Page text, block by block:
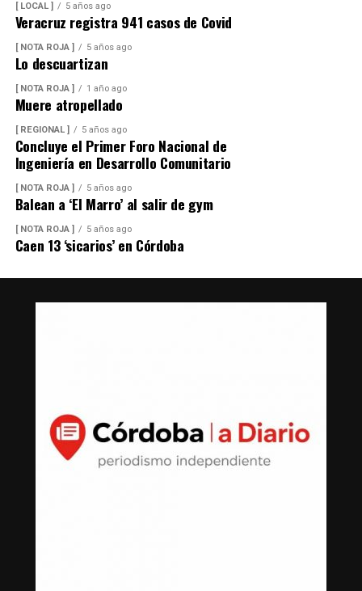
[ LOCAL ] 5 años ago
Veracruz registra 941 casos de Covid
[ NOTA ROJA ] 5 años ago
Lo descuartizan
[ NOTA ROJA ] 1 año ago
Muere atropellado
[ REGIONAL ] 5 años ago
Concluye el Primer Foro Nacional de
Ingeniería en Desarrollo Comunitario
[ NOTA ROJA ] 5 años ago
Balean a ‘El Marro’ al salir de gym
[ NOTA ROJA ] 5 años ago
Caen 13 ‘sicarios’ en Córdoba